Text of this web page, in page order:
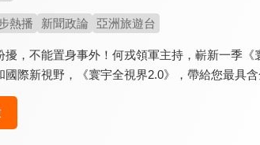
熱播 新聞政論 亞洲旅遊台
擾，不能置身事外！何戎領軍主持，嶄新一季
國際新視野，《寰宇全視界2.0》，帶給您最具含